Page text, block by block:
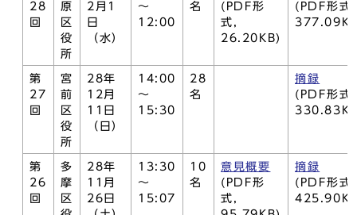
28
回
原
区
役
所
2月1
日
（水）
～
12:00
名
(PDF形
式,
26.20KB)
(PDF形式,
第
27
回
宮
前
区
役
所
28年
12月
11日
（日）
14:00
～
15:30
28
名
摘録
(PDF形式,
第
26
回
多
摩
区
28年
11月
26日
13:30
～
15:07
10
名
意見概要
(PDF形
式,
摘録
(PDF形式,